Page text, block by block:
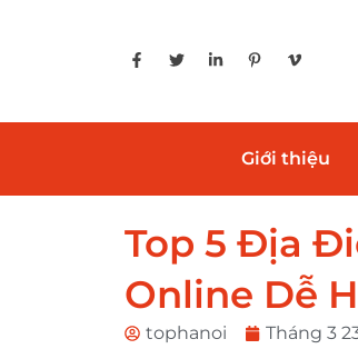
Giới thiệu
Top 5 Địa
Online Dễ
tophanoi Tháng 3